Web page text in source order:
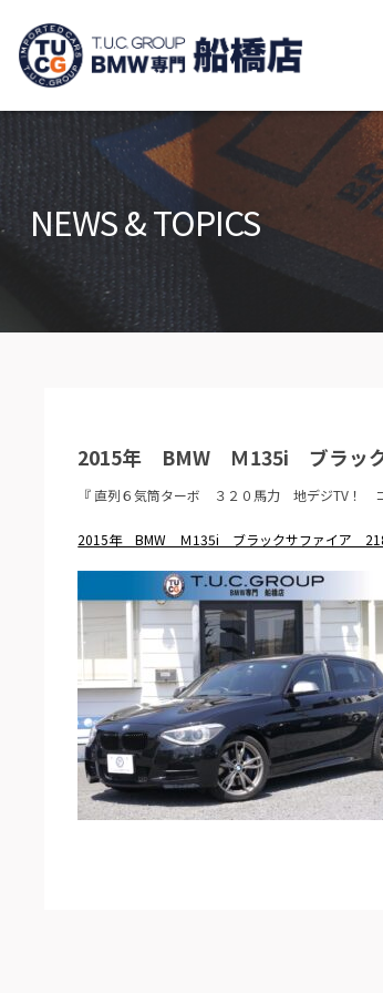
ニュース
News and Topics
保証＆サービス
Warranty and Serivce
特別作業について
Special service
会社概要
NEWS & TOPICS
2015年 BMW Ｍ135i ブラッ
『 直列６気筒ターボ ３２０馬力 地デジTV！
2015年 BMW Ｍ135i ブラックサファイア